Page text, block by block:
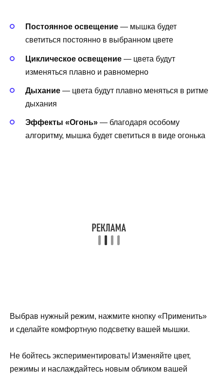
Постоянное освещение — мышка будет
светиться постоянно в выбранном цвете
Циклическое освещение — цвета будут
изменяться плавно и равномерно
Дыхание — цвета будут плавно меняться в ритме
дыхания
Эффекты «Огонь» — благодаря особому
алгоритму, мышка будет светиться в виде огонька
Выбрав нужный режим, нажмите кнопку «Применить»
и сделайте комфортную подсветку вашей мышки.
Не бойтесь экспериментировать! Изменяйте цвет,
режимы и наслаждайтесь новым обликом вашей